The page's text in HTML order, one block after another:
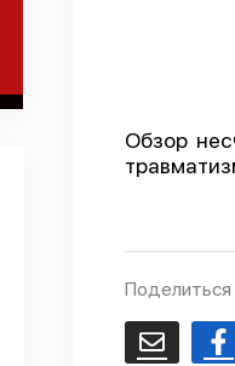
Обзор
Поделиться
Email